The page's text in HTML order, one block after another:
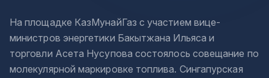
На площадке КазМунайГаз с участием вице-
министров энергетики Бакытжана Ильяса и
торговли Асета Нусупова состоялось совещание по
молекулярной маркировке топлива. Сингапурская